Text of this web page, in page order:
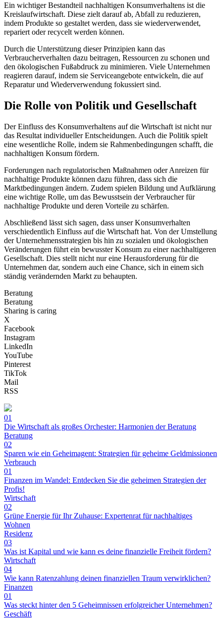
Ein wichtiger Bestandteil nachhaltigen Konsumverhaltens ist die
Kreislaufwirtschaft. Diese zielt darauf ab, Abfall zu reduzieren,
indem Produkte so gestaltet werden, dass sie wiederverwendet,
repariert oder recycelt werden können.
Durch die Unterstützung dieser Prinzipien kann das
Verbraucherverhalten dazu beitragen, Ressourcen zu schonen und
den ökologischen Fußabdruck zu minimieren. Viele Unternehmen
reagieren darauf, indem sie Serviceangebote entwickeln, die auf
Reparatur und Wiederverwendung fokussiert sind.
Die Rolle von Politik und Gesellschaft
Der Einfluss des Konsumverhaltens auf die Wirtschaft ist nicht nur
das Resultat individueller Entscheidungen. Auch die Politik spielt
eine wesentliche Rolle, indem sie Rahmenbedingungen schafft, die
nachhaltigen Konsum fördern.
Forderungen nach regulatorischen Maßnahmen oder Anreizen für
nachhaltige Produkte können dazu führen, dass sich die
Marktbedingungen ändern. Zudem spielen Bildung und Aufklärung
eine wichtige Rolle, um das Bewusstsein der Verbraucher für
nachhaltige Produkte und deren Vorteile zu schärfen.
Abschließend lässt sich sagen, dass unser Konsumverhalten
verschiedentlich Einfluss auf die Wirtschaft hat. Von der Umstellung
der Unternehmensstrategien bis hin zu sozialen und ökologischen
Veränderungen führt ein bewusster Konsum zu einer nachhaltigeren
Gesellschaft. Dies stellt nicht nur eine Herausforderung für die
Unternehmen dar, sondern auch eine Chance, sich in einem sich
ständig verändernden Markt zu behaupten.
Beratung
Beratung
Sharing is caring
X
Facebook
Instagram
LinkedIn
YouTube
Pinterest
TikTok
Mail
RSS
01
Die Wirtschaft als großes Orchester: Harmonien der Beratung
Beratung
02
Sparen wie ein Geheimagent: Strategien für geheime Geldmissionen
Verbrauch
01
Finanzen im Wandel: Entdecken Sie die geheimen Strategien der
Profis!
Wirtschaft
02
Grüne Energie für Ihr Zuhause: Expertenrat für nachhaltiges
Wohnen
Residenz
03
Was ist Kapital und wie kann es deine finanzielle Freiheit fördern?
Wirtschaft
04
Wie kann Ratenzahlung deinen finanziellen Traum verwirklichen?
Finanzen
01
Was steckt hinter den 5 Geheimnissen erfolgreicher Unternehmen?
Geschäft